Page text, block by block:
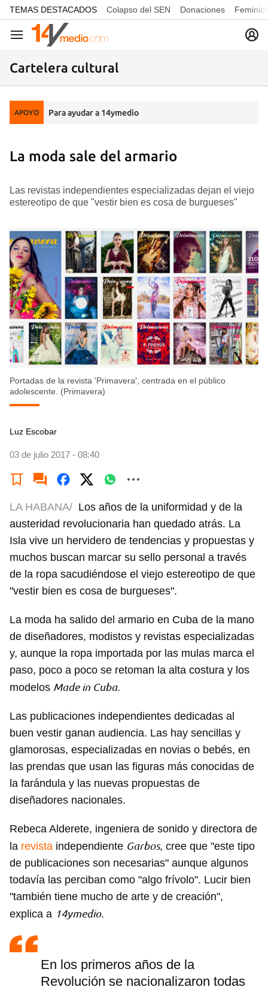
common.go-to-content
TEMAS DESTACADOS Colapso del SEN Donaciones
Navegación
Cartelera cultural
APOYO Para ayudar a 14ymedio
La moda sale del armario
Las revistas independientes especializadas dejan el viejo
estereotipo de que "vestir bien es cosa de burgueses"
Portadas de la revista 'Primavera', centrada en el público
adolescente. (Primavera)
Luz Escobar
03 de julio 2017 - 08:40
LA HABANA/ Los años de la uniformidad y de la
austeridad revolucionaria han quedado atrás. La
Isla vive un hervidero de tendencias y propuestas y
muchos buscan marcar su sello personal a través
de la ropa sacudiéndose el viejo estereotipo de que
"vestir bien es cosa de burgueses".
La moda ha salido del armario en Cuba de la mano
de diseñadores, modistos y revistas especializadas
y, aunque la ropa importada por las mulas marca el
paso, poco a poco se retoman la alta costura y los
modelos Made in Cuba.
Las publicaciones independientes dedicadas al
buen vestir ganan audiencia. Las hay sencillas y
glamorosas, especializadas en novias o bebés, en
las prendas que usan las figuras más conocidas de
la farándula y las nuevas propuestas de
diseñadores nacionales.
Rebeca Alderete, ingeniera de sonido y directora de
la revista independiente Garbos, cree que "este tipo
de publicaciones son necesarias" aunque algunos
todavía las perciban como "algo frívolo". Lucir bien
"también tiene mucho de arte y de creación",
explica a 14ymedio.
En los primeros años de la
Revolución se nacionalizaron todas